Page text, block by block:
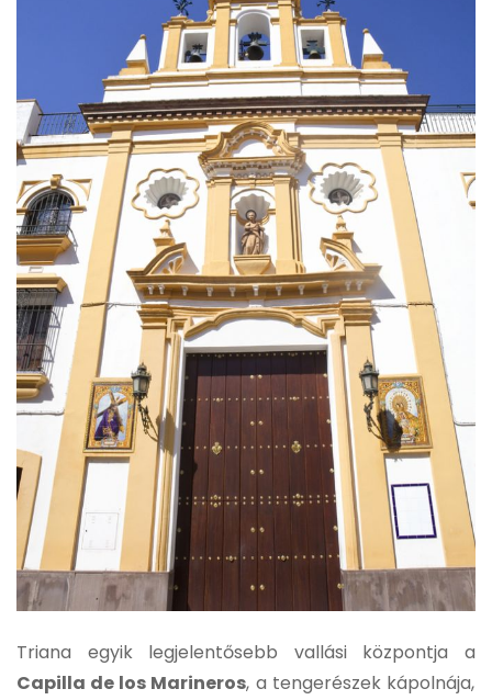
Triana egyik legjelentősebb vallási központja a
Capilla de los Marineros, a tengerészek kápolnája,